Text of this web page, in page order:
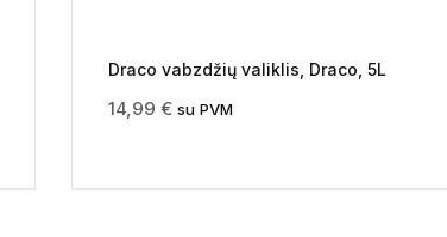
Draco vabzdžių valiklis, Draco, 5L
14,99 € su PVM